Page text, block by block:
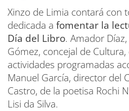
Xinzo de Limia contará con
dedicada a fomentar la
Día del Libro. Amador
Gómez, concejal de
actividades programadas
Manuel García, director del
Castro, de la poetisa Rochi
Lisi da Silva.